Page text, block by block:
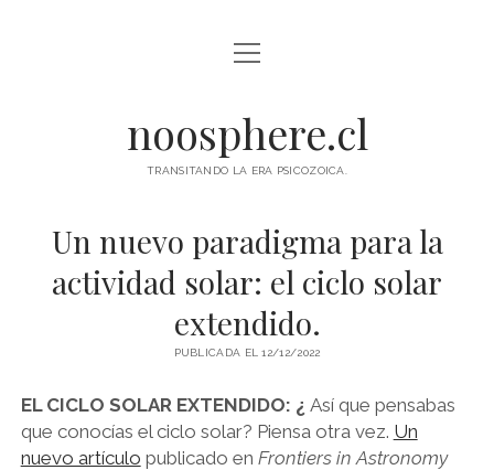
INICIO
PROGRAMA DE ACTIVIDADES
TU NAWAL NATAL
BLOG
RELATO LOCAL MAGAZINE
abrir
menú
noosphere.cl
TRANSITANDO LA ERA PSICOZOICA.
Un nuevo paradigma para la
actividad solar: el ciclo solar
extendido.
PUBLICADA EL 12/12/2022
EL CICLO SOLAR EXTENDIDO: ¿ Así que pensabas
que conocías el ciclo solar? Piensa otra vez. Un
nuevo artículo publicado en Frontiers in Astronomy